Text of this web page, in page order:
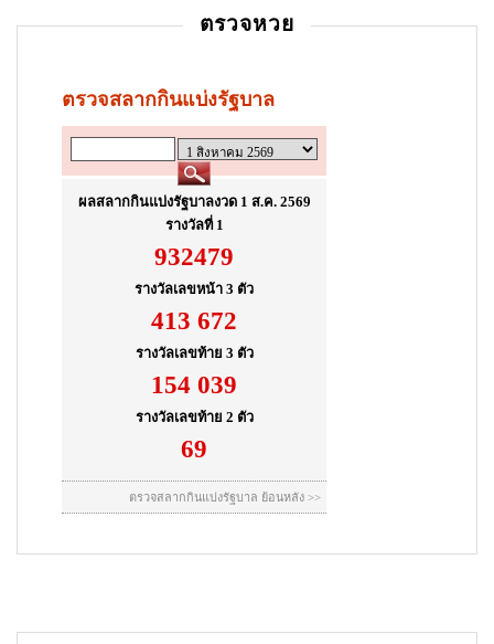
ตรวจหวย